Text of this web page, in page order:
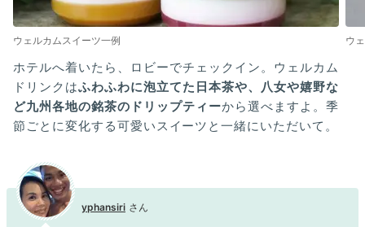
ウェルカムスイーツ一例 ウ
ホテルへ着いたら、ロビーでチェックイン。ウェルカム
ドリンクはふわふわに泡立てた日本茶や、八女や嬉野な
ど九州各地の銘茶のドリップティーから選べますよ。季
節ごとに変化する可愛いスイーツと一緒にいただいて。
yphansiri